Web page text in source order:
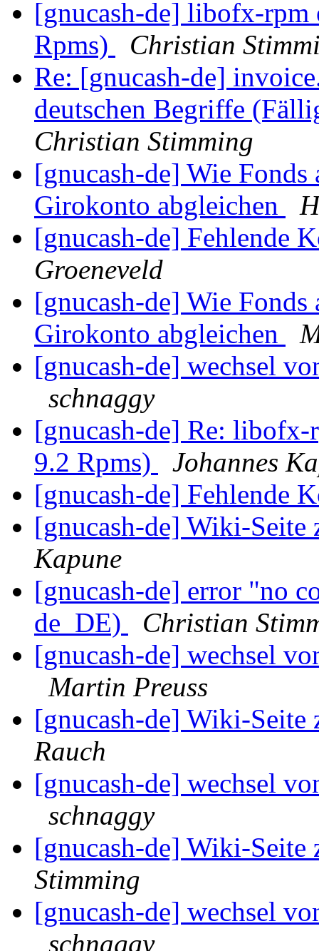
[gnucash-de] libofx-rpm
Rpms)
Christian
Re: [gnucash-de]
deutschen Begriffe
Christian Stimming
[gnucash-de] Wie
Girokonto abgleichen
[gnucash-de] Fehlende
Groeneveld
[gnucash-de] Wie
Girokonto abgleichen
[gnucash-de] wechsel
schnaggy
[gnucash-de] Re: libofx-
9.2 Rpms)
Johannes
[gnucash-de] Fehlende
[gnucash-de] Wiki-
Kapune
[gnucash-de] error "no
de_DE)
Christian
[gnucash-de] wechsel
Martin Preuss
[gnucash-de] Wiki-
Rauch
[gnucash-de] wechsel
schnaggy
[gnucash-de] Wiki-
Stimming
[gnucash-de] wechsel
schnaggy